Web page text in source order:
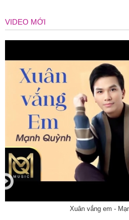
VIDEO MỚI
Xuân vắng em -